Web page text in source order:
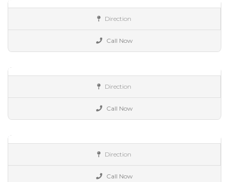
Direction
Call Now
La Dolce Catering &#..
a domicilio,catering,desayunos
Direction
Call Now
Alimentación,bollería,bollos,
Direction
Call Now
Pasteleria Trebol..